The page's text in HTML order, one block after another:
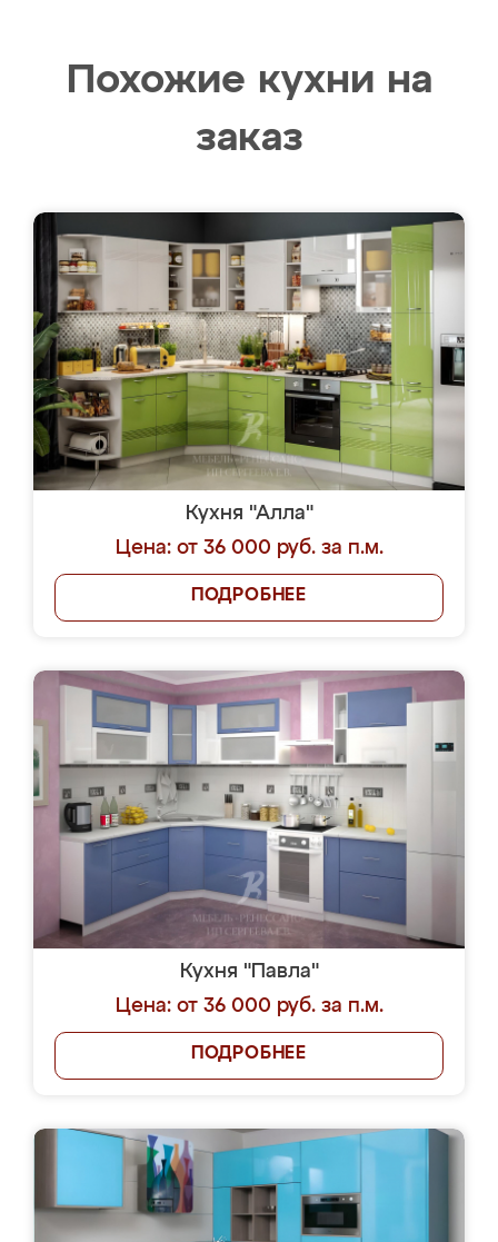
Похожие кухни на
заказ
Кухня "Алла"
Цена: от 36 000 руб. за п.м.
ПОДРОБНЕЕ
Кухня "Павла"
Цена: от 36 000 руб. за п.м.
ПОДРОБНЕЕ